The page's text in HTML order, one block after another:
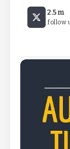
y
Santander y
preferidos
Energía
ByRafael
2.5m
follow